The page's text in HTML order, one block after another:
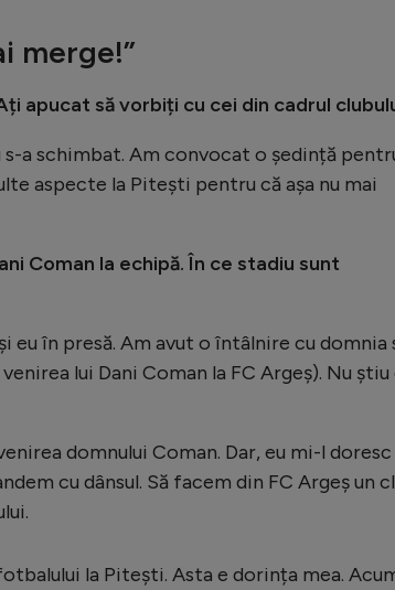
merge!”
apucat să vorbiți cu cei din cadrul
a schimbat. Am convocat o ședință
aspecte la Pitești pentru că așa nu mai
Coman la echipă. În ce stadiu sunt
eu în presă. Am avut o întâlnire cu domnia
lui Dani Coman la FC Argeș). Nu știu
domnului Coman. Dar, eu mi-l
cu dânsul. Să facem din FC Argeș un
la Pitești. Asta e dorința mea.